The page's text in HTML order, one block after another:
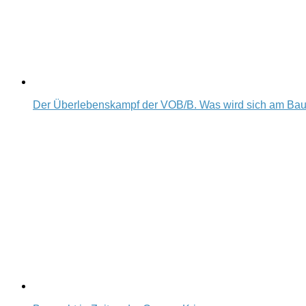
Der Überlebenskampf der VOB/B. Was wird sich am